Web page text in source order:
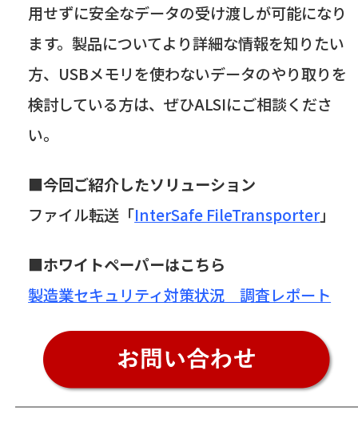
用せずに安全なデータの受け渡しが可能になり
ます。製品についてより詳細な情報を知りたい
方、 USBメモリを使わないデータのやり取りを
検討している方は、ぜひALSIにご相談くださ
い。
■今回ご紹介したソリューション
ファイル転送「InterSafe FileTransporter」
■ホワイトペーパーはこちら
製造業セキュリティ対策状況 調査レポート